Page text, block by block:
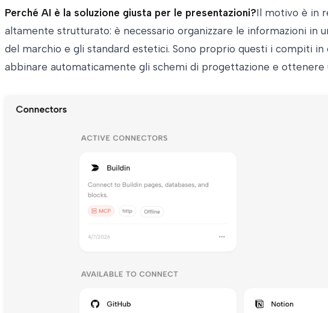
Perché AI è la soluzione giusta per le presentazioni?Il motivo è in
altamente strutturato: è necessario organizzare le informazioni in
del marchio e gli standard estetici. Sono proprio questi i compiti
abbinare automaticamente gli schemi di progettazione e ottenere